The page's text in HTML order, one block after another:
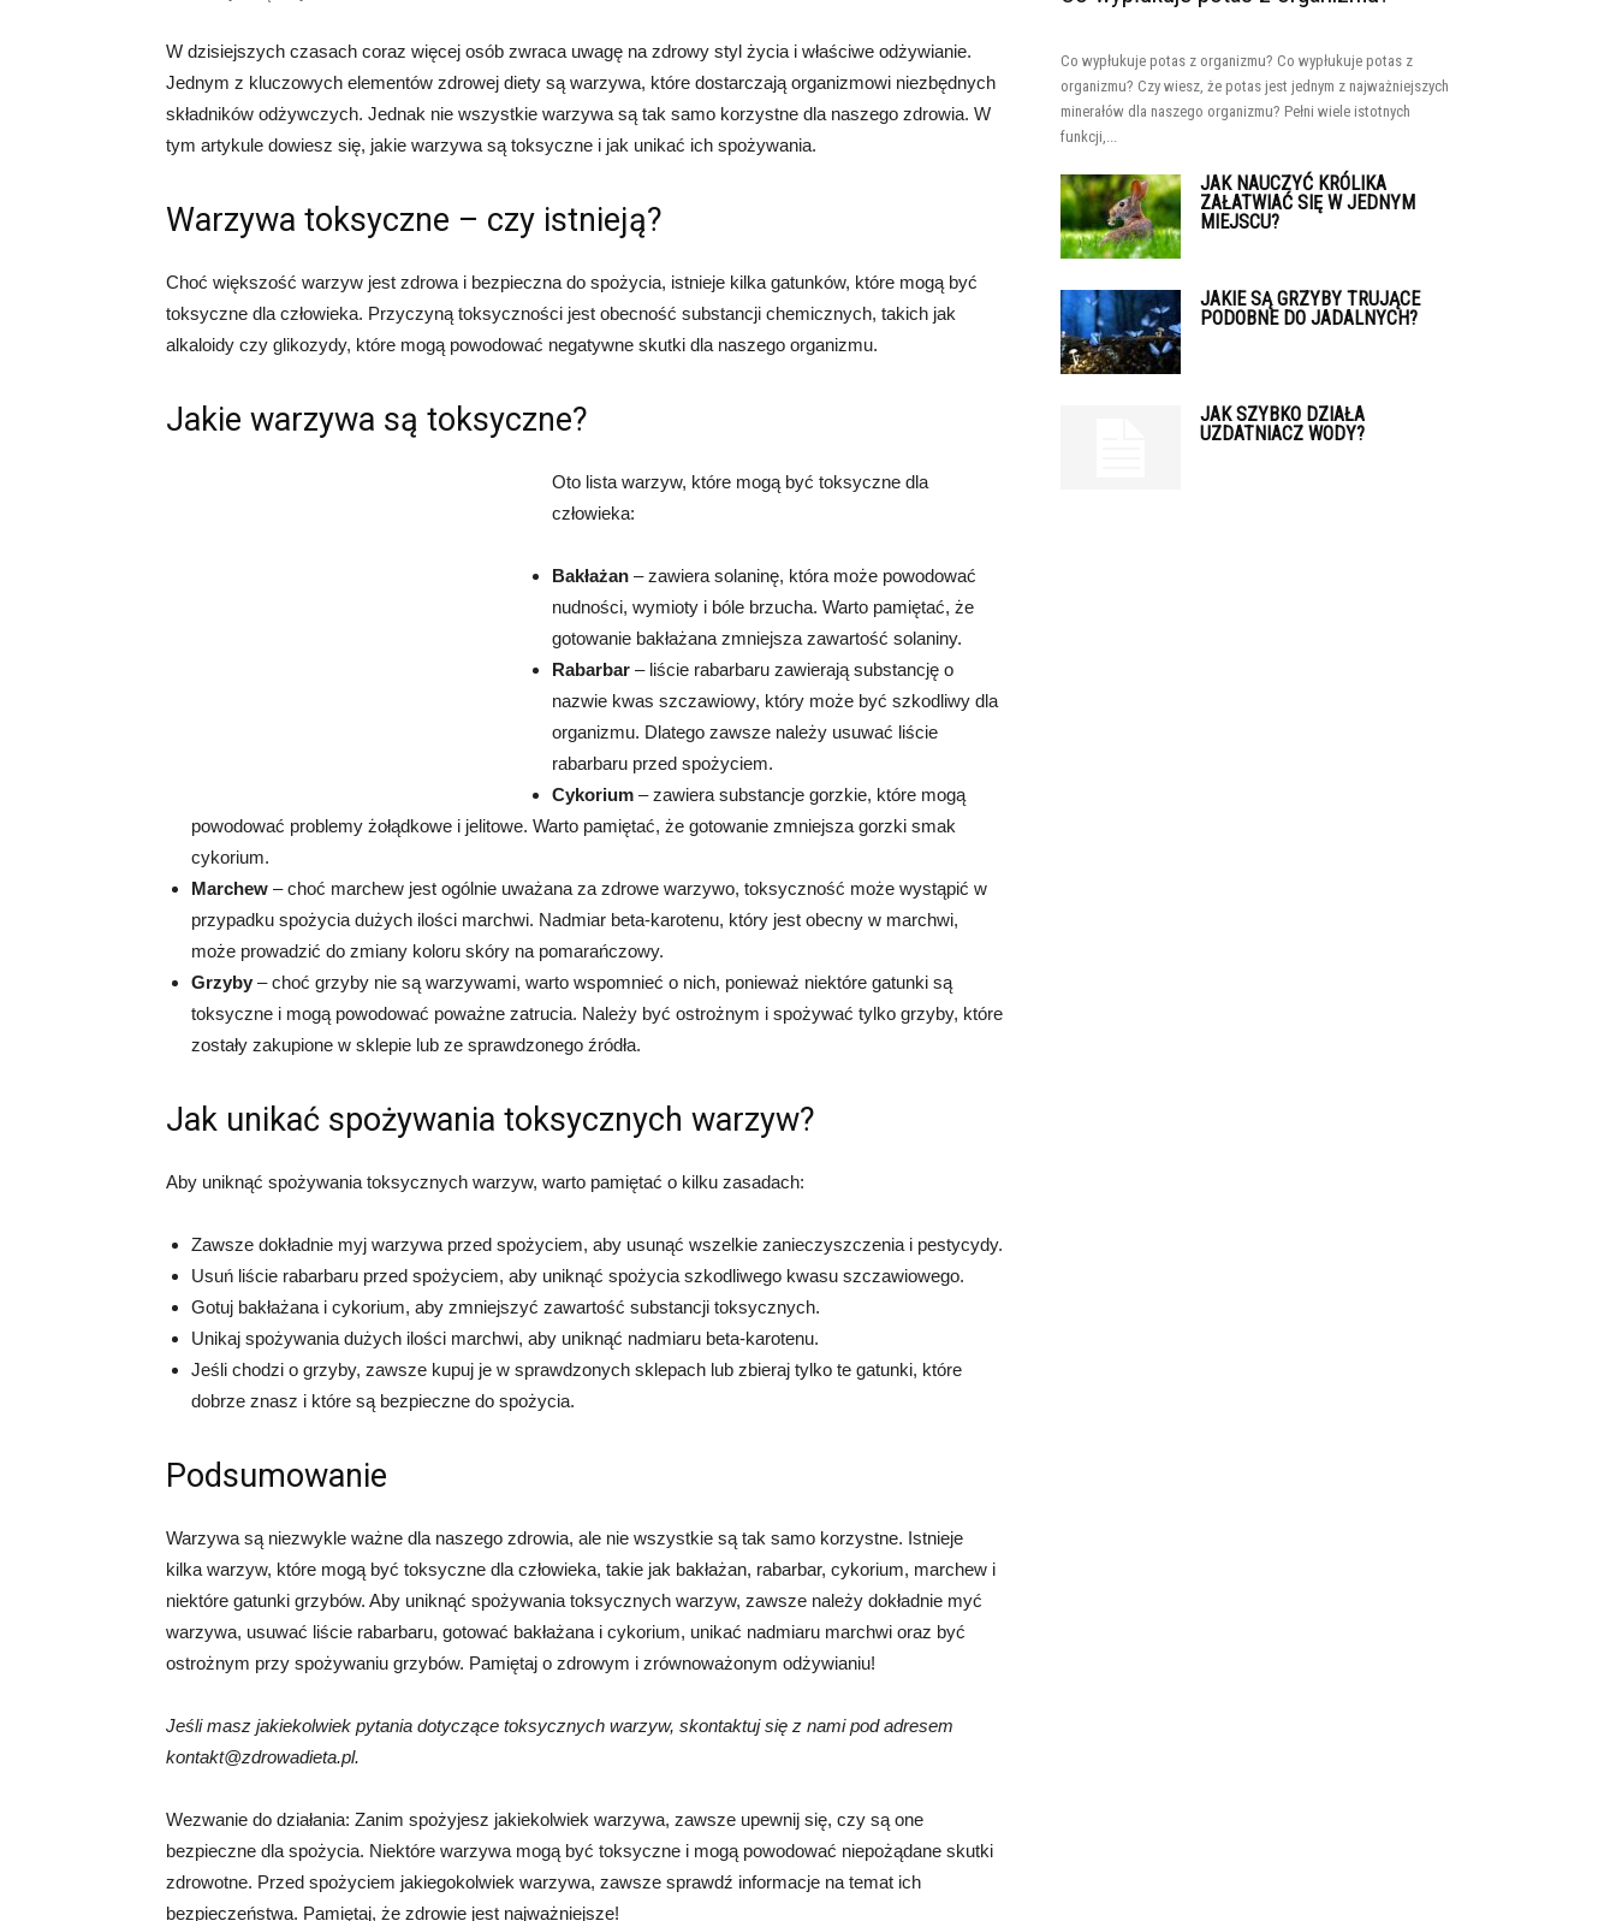
W dzisiejszych czasach coraz więcej osób zwraca uwagę na zdrowy styl życia i właściwe odżywianie.
Jednym z kluczowych elementów zdrowej diety są warzywa, które dostarczają organizmowi niezbędnych
składników odżywczych. Jednak nie wszystkie warzywa są tak samo korzystne dla naszego zdrowia. W
tym artykule dowiesz się, jakie warzywa są toksyczne i jak unikać ich spożywania.
Warzywa toksyczne – czy istnieją?
Choć większość warzyw jest zdrowa i bezpieczna do spożycia, istnieje kilka gatunków, które mogą być
toksyczne dla człowieka. Przyczyną toksyczności jest obecność substancji chemicznych, takich jak
alkaloidy czy glikozydy, które mogą powodować negatywne skutki dla naszego organizmu.
Jakie warzywa są toksyczne?
Oto lista warzyw, które mogą być toksyczne dla
człowieka:
Bakłażan – zawiera solaninę, która może powodować
nudności, wymioty i bóle brzucha. Warto pamiętać, że
gotowanie bakłażana zmniejsza zawartość solaniny.
Rabarbar – liście rabarbaru zawierają substancję o
nazwie kwas szczawiowy, który może być szkodliwy dla
organizmu. Dlatego zawsze należy usuwać liście
rabarbaru przed spożyciem.
Cykorium – zawiera substancje gorzkie, które mogą
powodować problemy żołądkowe i jelitowe. Warto pamiętać, że gotowanie zmniejsza gorzki smak
cykorium.
Marchew – choć marchew jest ogólnie uważana za zdrowe warzywo, toksyczność może wystąpić w
przypadku spożycia dużych ilości marchwi. Nadmiar beta-karotenu, który jest obecny w marchwi,
może prowadzić do zmiany koloru skóry na pomarańczowy.
Grzyby – choć grzyby nie są warzywami, warto wspomnieć o nich, ponieważ niektóre gatunki są
toksyczne i mogą powodować poważne zatrucia. Należy być ostrożnym i spożywać tylko grzyby, które
zostały zakupione w sklepie lub ze sprawdzonego źródła.
Jak unikać spożywania toksycznych warzyw?
Aby uniknąć spożywania toksycznych warzyw, warto pamiętać o kilku zasadach:
Zawsze dokładnie myj warzywa przed spożyciem, aby usunąć wszelkie zanieczyszczenia i pestycydy.
Usuń liście rabarbaru przed spożyciem, aby uniknąć spożycia szkodliwego kwasu szczawiowego.
Gotuj bakłażana i cykorium, aby zmniejszyć zawartość substancji toksycznych.
Unikaj spożywania dużych ilości marchwi, aby uniknąć nadmiaru beta-karotenu.
Jeśli chodzi o grzyby, zawsze kupuj je w sprawdzonych sklepach lub zbieraj tylko te gatunki, które
dobrze znasz i które są bezpieczne do spożycia.
Podsumowanie
Warzywa są niezwykle ważne dla naszego zdrowia, ale nie wszystkie są tak samo korzystne. Istnieje
kilka warzyw, które mogą być toksyczne dla człowieka, takie jak bakłażan, rabarbar, cykorium, marchew i
niektóre gatunki grzybów. Aby uniknąć spożywania toksycznych warzyw, zawsze należy dokładnie myć
warzywa, usuwać liście rabarbaru, gotować bakłażana i cykorium, unikać nadmiaru marchwi oraz być
ostrożnym przy spożywaniu grzybów. Pamiętaj o zdrowym i zrównoważonym odżywianiu!
Jeśli masz jakiekolwiek pytania dotyczące toksycznych warzyw, skontaktuj się z nami pod adresem
kontakt@zdrowadieta.pl.
Wezwanie do działania: Zanim spożyjesz jakiekolwiek warzywa, zawsze upewnij się, czy są one
bezpieczne dla spożycia. Niektóre warzywa mogą być toksyczne i mogą powodować niepożądane skutki
zdrowotne. Przed spożyciem jakiegokolwiek warzywa, zawsze sprawdź informacje na temat ich
bezpieczeństwa. Pamiętaj, że zdrowie jest najważniejsze!
Co wypłukuje potas z organizmu? Co wypłukuje potas z
organizmu? Czy wiesz, że potas jest jednym z najważniejszych
minerałów dla naszego organizmu? Pełni wiele istotnych
funkcji,...
JAK NAUCZYĆ KRÓLIKA
ZAŁATWIAĆ SIĘ W JEDNYM
MIEJSCU?
JAKIE SĄ GRZYBY TRUJĄCE
PODOBNE DO JADALNYCH?
JAK SZYBKO DZIAŁA
UZDATNIACZ WODY?